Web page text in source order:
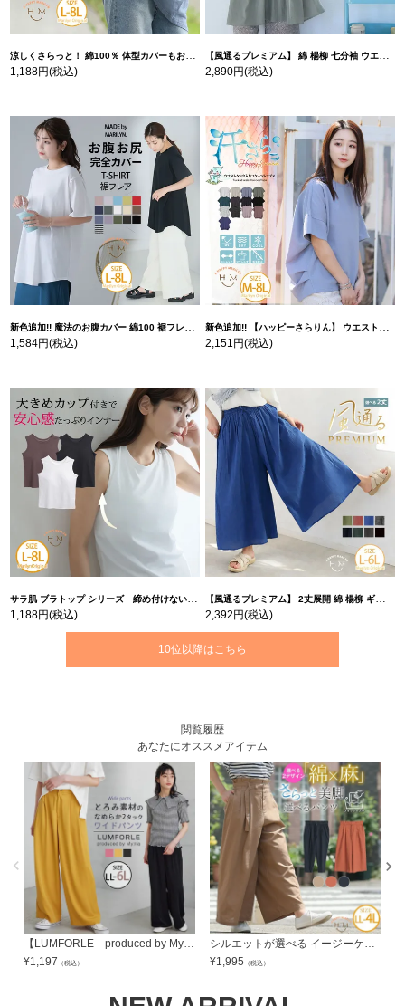
涼しくさらっと！ 綿100％ 体型カバーもお洒落も叶える 風合いコットン ゆるシルエット ドルマン | 大きいサイズの通販ならハッピーマリリン
1,188円(税込)
【風通るプレミアム】 綿 楊柳 七分袖 ウエストギャザー ブラウス | 大きいサイズの通販ならハッピーマリリン
2,890円(税込)
新色追加!! 魔法のお腹カバー 綿100 裾フレア Tシャツ | 大きいサイズの通販ならハッピーマリリン
1,584円(税込)
新色追加!! 【ハッピーさらりん】 ウエストタック入り スッキリ魅せ コクーントップス | 大きいサイズの通販ならハッピーマリリン
2,151円(税込)
サラ肌 ブラトップ シリーズ 締め付けない リブ タンクトップ | 大きいサイズの通販ならハッピーマリリン
1,188円(税込)
【風通るプレミアム】 2丈展開 綿 楊柳 ギャザー フレア スカンツ 【ウェストゴム】 | 大きいサイズの通販ならハッピーマリリン
2,392円(税込)
10位以降はこちら
閲覧履歴
あなたにオススメアイテム
【LUMFORLE produced by My:nia】とろみ合繊 2タック ワイドパンツ | 大きいサイズの通販ならハッピーマリリン
¥1,197 （税込）
シルエットが選べる イージーケア ウォッシャブル レーヨン麻パンツ テーパード ワイド リネン | 大きいサイズの通販ならハッピーマリリン
¥1,995 （税込）